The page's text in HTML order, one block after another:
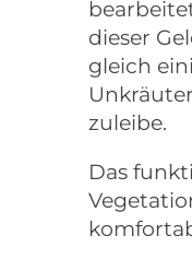
dieser
gleich
zuleibe.
Das